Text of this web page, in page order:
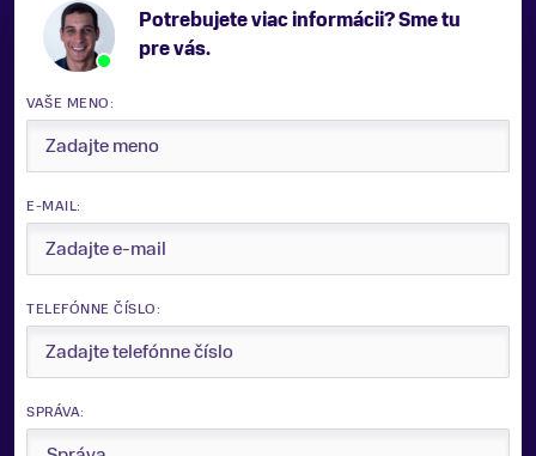
Potrebujete viac informácii? Sme tu
pre vás.
VAŠE MENO:
E-MAIL:
TELEFÓNNE ČÍSLO:
SPRÁVA: